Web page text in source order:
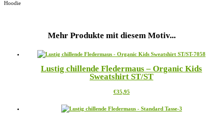
Hoodie
Mehr Produkte mit diesem Motiv...
Lustig chillende Fledermaus – Organic Kids
Sweatshirt ST/ST
€35,95Dieses
weist